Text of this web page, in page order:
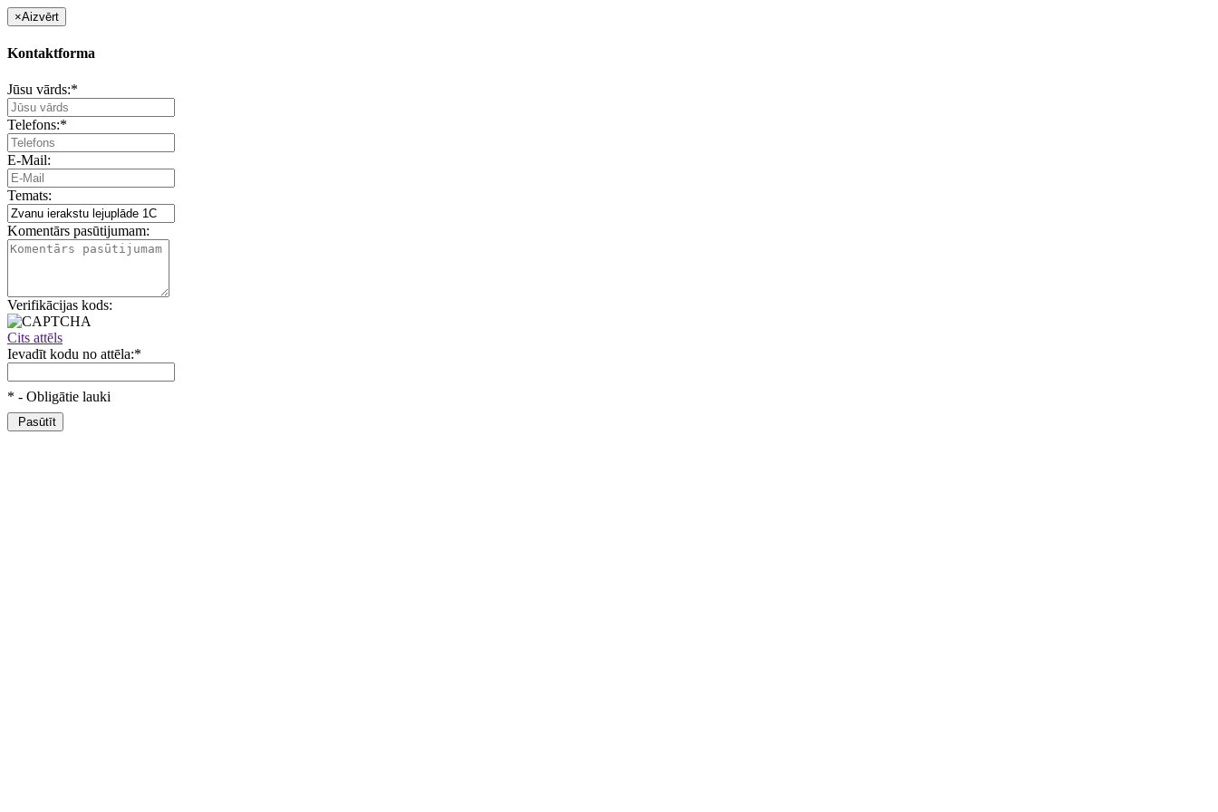
×Aizvērt
Kontaktforma
Jūsu vārds:*
Telefons:*
E-Mail:
Temats:
Komentārs pasūtijumam:
Verifikācijas kods:
Cits attēls
Ievadīt kodu no attēla:*
* - Obligātie lauki